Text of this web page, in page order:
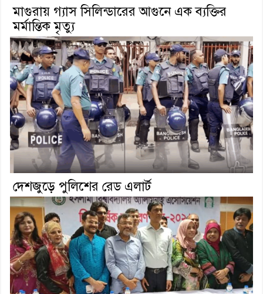
মাগুরায় গ্যাস সিলিন্ডারের আগুনে এক ব্যক্তির
মর্মান্তিক মৃত্যু
দেশজুড়ে পুলিশের রেড এলার্ট